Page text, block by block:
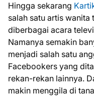
Hingga sekarang
salah satu artis
diberbagai acara
Namanya semakin
menjadi salah satu
Facebookers yang
rekan-rekan lainnya.
makin menggila di